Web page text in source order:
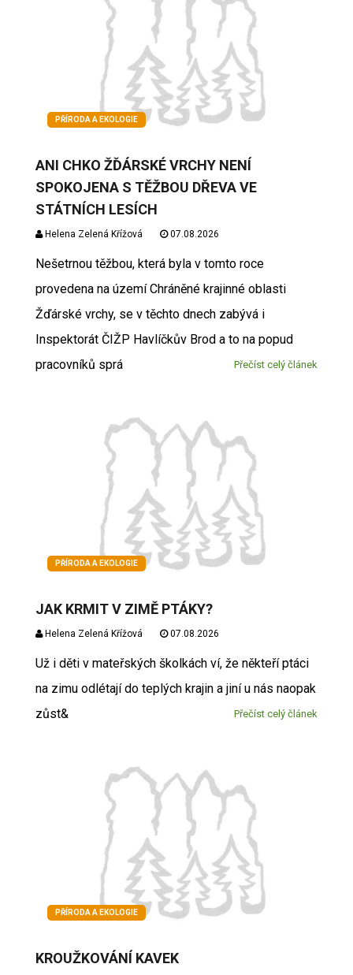
PŘÍRODA A EKOLOGIE
ANI CHKO ŽĎÁRSKÉ VRCHY NENÍ
SPOKOJENA S TĚŽBOU DŘEVA VE
STÁTNÍCH LESÍCH
Helena Zelená Křížová 07.08.2026
Nešetrnou těžbou, která byla v tomto roce
provedena na území Chráněné krajinné oblasti
Žďárské vrchy, se v těchto dnech zabývá i
Inspektorát ČIŽP Havlíčkův Brod a to na popud
pracovníků sprá
Přečíst celý článek
PŘÍRODA A EKOLOGIE
JAK KRMIT V ZIMĚ PTÁKY?
Helena Zelená Křížová 07.08.2026
Už i děti v mateřských školkách ví, že někteří ptáci
na zimu odlétají do teplých krajin a jiní u nás naopak
zůst&
Přečíst celý článek
PŘÍRODA A EKOLOGIE
KROUŽKOVÁNÍ KAVEK